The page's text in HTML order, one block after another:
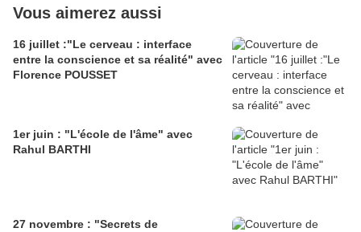
Vous aimerez aussi
16 juillet :"Le cerveau : interface
entre la conscience et sa réalité" avec
Florence POUSSET
1er juin : "L'école de l'âme" avec
Rahul BARTHI
27 novembre : "Secrets de